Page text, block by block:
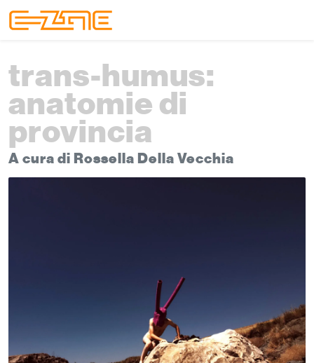
trans-humus:
anatomie di
provincia
A cura di Rossella Della Vecchia